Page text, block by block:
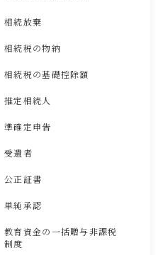
相続放棄
相続税の物納
相続税の基礎控除額
推定相続人
準確定申告
受遺者
公正証書
単純承認
教育資金の一括贈与非課税
制度